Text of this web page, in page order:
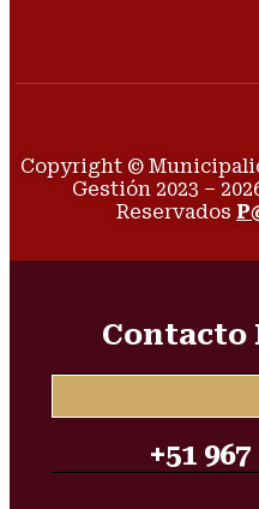
Copyright ©
Gestión 2023 –
Reservados
+51